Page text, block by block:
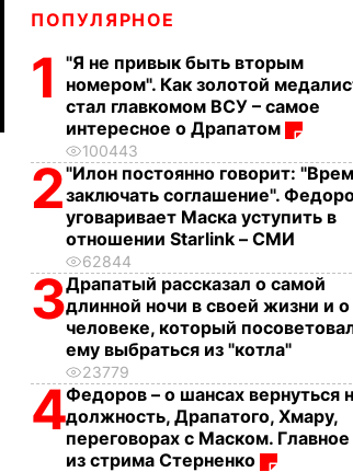
ПОПУЛЯРНОЕ
1
"Я не привык быть вторым
номером". Как золотой
стал главкомом ВСУ – самое
интересное о Драпатом
100443
2"Илон постоянно говорит:
заключать соглашение".
уговаривает Маска уступить в
отношении Starlink – СМИ
62844
3Драпатый рассказал о самой
длинной ночи в своей жизни и о
человеке, который
ему выбраться из "котла"
23779
4Федоров – о шансах вернуться
должность, Драпатого, Хмару,
переговорах с Маском. Главное
из стрима Стерненко